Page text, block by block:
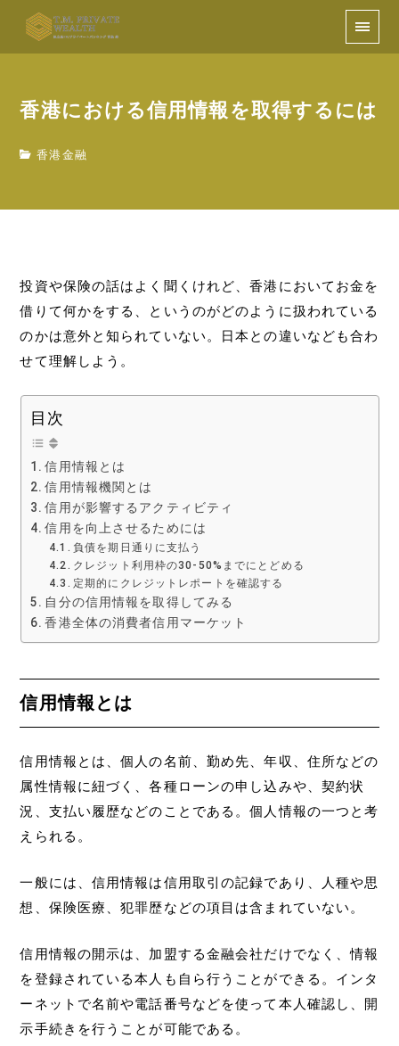
香港における信用情報を取得するには
香港金融
投資や保険の話はよく聞くけれど、香港においてお金を
借りて何かをする、というのがどのように扱われている
のかは意外と知られていない。日本との違いなども合わ
せて理解しよう。
目次
信用情報とは
信用情報機関とは
信用が影響するアクティビティ
信用を向上させるためには
負債を期日通りに支払う
クレジット利用枠の30-50%までにとどめる
定期的にクレジットレポートを確認する
自分の信用情報を取得してみる
香港全体の消費者信用マーケット
信用情報とは
信用情報とは、個人の名前、勤め先、年収、住所などの
属性情報に紐づく、各種ローンの申し込みや、契約状
況、支払い履歴などのことである。個人情報の一つと考
えられる。
一般には、信用情報は信用取引の記録であり、人種や思
想、保険医療、犯罪歴などの項目は含まれていない。
信用情報の開示は、加盟する金融会社だけでなく、情報
を登録されている本人も自ら行うことができる。インタ
ーネットで名前や電話番号などを使って本人確認し、開
示手続きを行うことが可能である。